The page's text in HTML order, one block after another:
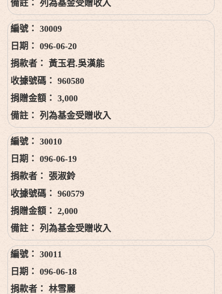
列為基金受贈收入
30009
096-06-20
黃玉君.吳漢能
960580
3,000
列為基金受贈收入
30010
096-06-19
張淑鈴
960579
2,000
列為基金受贈收入
30011
096-06-18
林雪麗